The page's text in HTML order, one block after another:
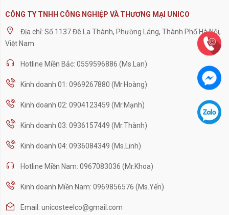
CÔNG TY TNHH CÔNG NGHIỆP VÀ THƯƠNG MẠI UNICO
Địa chỉ: Số 1137 Đê La Thành, Phường Láng, Thành Phố Hà Nội,
Việt Nam
Hotline Miền Bắc: 0559596886 (Ms.Lan)
Kinh doanh 01: 0969267880 (Mr.Hoàng)
Kinh doanh 02: 0904123459 (Mr.Mạnh)
Kinh doanh 03: 0936157449 (Mr.Thành)
Kinh doanh 04: 0936084349 (Ms.Linh)
Hotline Miền Nam: 0967083036 (Mr.Khoa)
Kinh doanh Miền Nam: 0969856576 (Ms.Yến)
Email: unicosteelco@gmail.com